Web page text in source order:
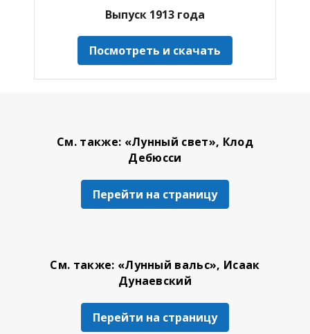
Выпуск 1913 года
Посмотреть и скачать
См. также: «Лунный свет», Клод
Дебюсси
Перейти на страницу
См. также: «Лунный вальс», Исаак
Дунаевский
Перейти на страницу